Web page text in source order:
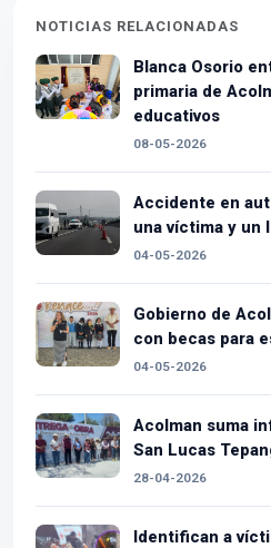
NOTICIAS RELACIONADAS
Blanca Osorio
primaria de
educativos
08-05-2026
Accidente en
una víctima y un
04-05-2026
Gobierno de
con becas para
04-05-2026
Acolman suma
San Lucas
28-04-2026
Identifican a